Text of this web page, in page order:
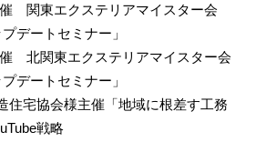
関東エクステリアマイスター会
デートセミナー」
北関東エクステリアマイスター会
デートセミナー」
宅協会様主催「地域に根差す工務
戦略